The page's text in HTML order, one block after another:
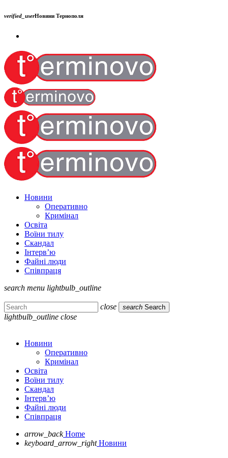
verified_userНовини Тернополя
Новини
Оперативно
Кримінал
Освіта
Воїни тилу
Скандал
Інтерв’ю
Файні люди
Співпраця
search menu lightbulb_outline
close search Search
lightbulb_outline close
Новини
Оперативно
Кримінал
Освіта
Воїни тилу
Скандал
Інтерв’ю
Файні люди
Співпраця
arrow_back Home
keyboard_arrow_right Новини